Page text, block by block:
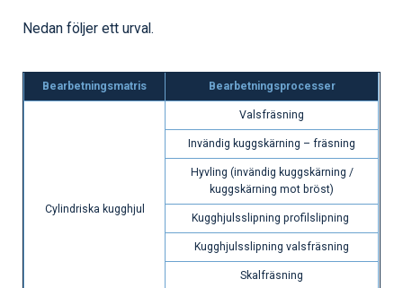
Nedan följer ett urval.
Bearbetningsmatris Bearbetningsprocesser
Cylindriska kugghjul
Valsfräsning
Invändig kuggskärning – fräsning
Hyvling (invändig kuggskärning /
kuggskärning mot bröst)
Kugghjulsslipning profilslipning
Kugghjulsslipning valsfräsning
Skalfräsning